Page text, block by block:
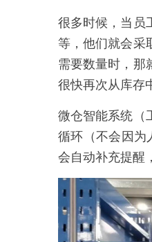
很多时候，当员
等，他们就会采
需要数量时，那
很快再次从库存
微仓智能系统（
循环（不会因为
会自动补充提醒